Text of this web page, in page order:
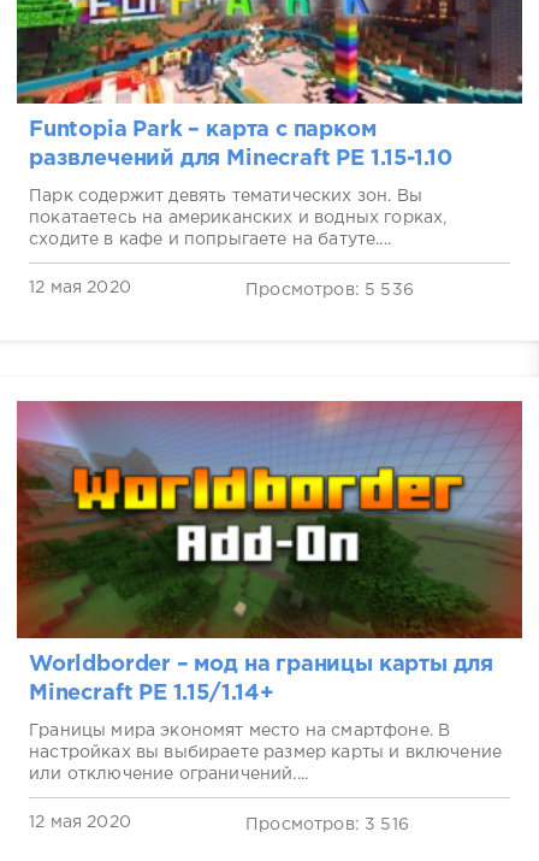
Funtopia Park – карта с парком
развлечений для Minecraft PE 1.15-1.10
Парк содержит девять тематических зон. Вы
покатаетесь на американских и водных горках,
сходите в кафе и попрыгаете на батуте....
12 мая 2020 Просмотров: 5 536
Worldborder – мод на границы карты для
Minecraft PE 1.15/1.14+
Границы мира экономят место на смартфоне. В
настройках вы выбираете размер карты и включение
или отключение ограничений....
12 мая 2020 Просмотров: 3 516